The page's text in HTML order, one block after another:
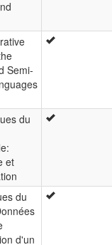
Semi-
du
et
du
d'un